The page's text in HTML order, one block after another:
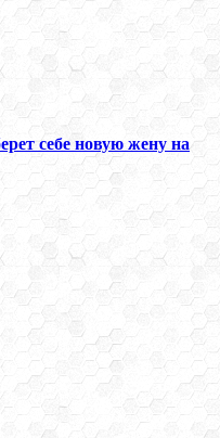
себе новую жену на